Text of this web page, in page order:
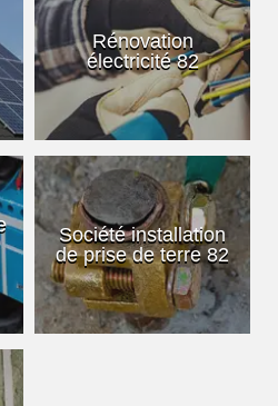
Rénovation
électricité 82
Société installation
de prise de terre 82